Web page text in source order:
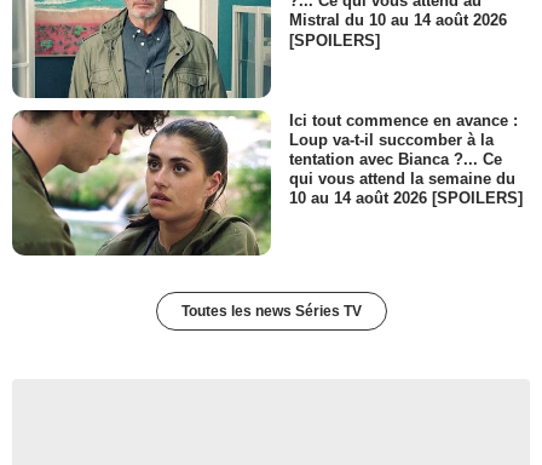
Mistral du 10 au 14 août 2026
[SPOILERS]
Ici tout commence en avance :
Loup va-t-il succomber à la
tentation avec Bianca ?... Ce
qui vous attend la semaine du
10 au 14 août 2026 [SPOILERS]
Toutes les news Séries TV